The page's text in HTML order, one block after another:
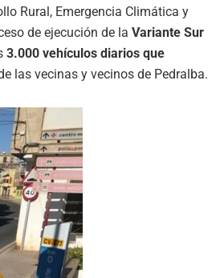
Rural, Emergencia Climática y
de ejecución de la Variante Sur
3.000 vehículos diarios que
las vecinas y vecinos de Pedralba.